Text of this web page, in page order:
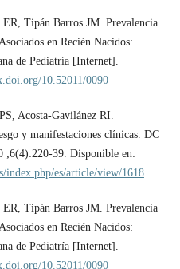
Tipán Barros JM. Prevalencia
en Recién Nacidos:
de Pediatría [Internet].
10.52011/0090
Acosta-Gavilánez RI.
y manifestaciones clí­nicas. DC
;6(4):220-39. Disponible en:
index.php/es/article/view/1618
Tipán Barros JM. Prevalencia
en Recién Nacidos:
de Pediatría [Internet].
10.52011/0090